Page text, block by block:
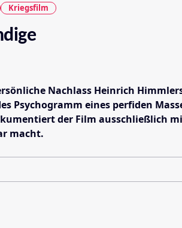
Kriegsfilm
Nachlass Heinrich
Psychogramm eines perfiden
der Film ausschließlich
macht.